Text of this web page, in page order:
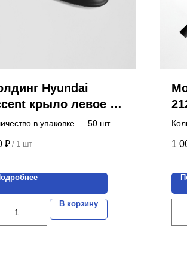
Hyundai
крыло левое с
(1 шт.)
в упаковке — 50 шт.
₽ / 1 шт
В корзину
1